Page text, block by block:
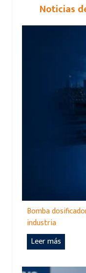
Noticias
Bomba
industria
Leer más
o
m